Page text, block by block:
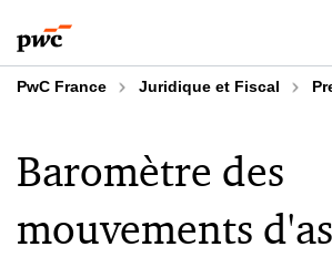
au
contenu
au
pied
dePwC France Juridique et Fiscal
Baromètre des
mouvements